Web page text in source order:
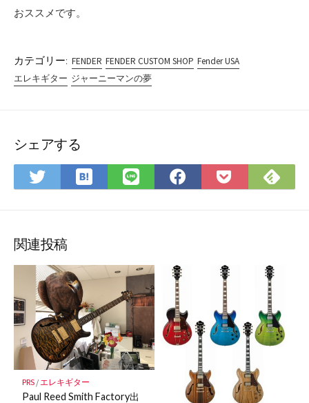
おススメです。
カテゴリー: FENDER FENDER CUSTOM SHOP Fender USA
エレキギター ジャーニーマンの夢
シェアする
Twitter
で
ア
は
て
マ
ク
に
保
存
LINE
で
Facebook
で
Pocket
に
で
関連投稿
PRS/ エレキギター
Paul Reed Smith Factory出